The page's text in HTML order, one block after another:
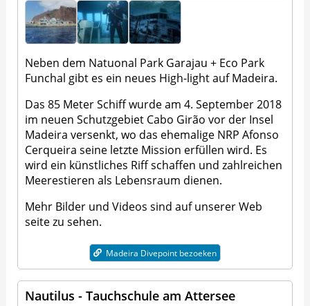
Neben dem Natuonal Park Garajau + Eco Park
Funchal gibt es ein neues High-light auf Madeira.
Das 85 Meter Schiff wurde am 4. September 2018
im neuen Schutzgebiet Cabo Girão vor der Insel
Madeira versenkt, wo das ehemalige NRP Afonso
Cerqueira seine letzte Mission erfüllen wird. Es
wird ein künstliches Riff schaffen und zahlreichen
Meerestieren als Lebensraum dienen.
Mehr Bilder und Videos sind auf unserer Web
seite zu sehen.
Madeira Divepoint bezoeken
Nautilus - Tauchschule am Attersee